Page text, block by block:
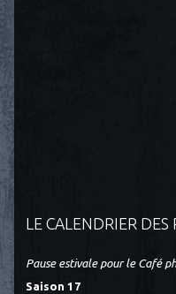
LE CALENDRIER DES
Pause estivale pour le Café
Saison 17